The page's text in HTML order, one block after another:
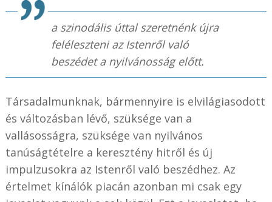
a szinodális úttal szeretnénk újra
feléleszteni az Istenről való
beszédet a nyilvánosság előtt.
Társadalmunknak, bármennyire is elvilágiasodott
és változásban lévő, szüksége van a
vallásosságra, szüksége van nyilvános
tanúságtételre a keresztény hitről és új
impulzusokra az Istenről való beszédhez. Az
értelmet kínálók piacán azonban mi csak egy